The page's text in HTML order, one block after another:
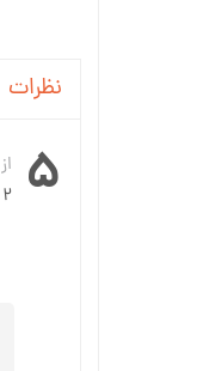
نظرات
۵
از ۵
۲ مشارکت کننده